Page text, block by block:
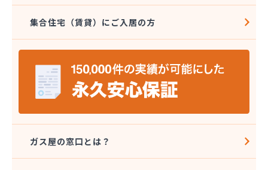
三原産業株式会社 ガス販売部
三光ガス商会
三光ガス商会 伊台出張所
山岡早光商店
四国アストモスガス株式会社松山オートガススタン
四国ガス燃料株式会社 本店
四国ガス燃料株式会社 上浦出張所
四国ガス燃料株式会社 松山営業所
集合住宅（賃貸）にご入居の方
ガス屋の窓口とは？